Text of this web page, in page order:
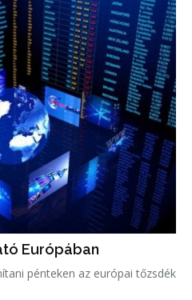
Európában
pénteken az európai tőzsdék